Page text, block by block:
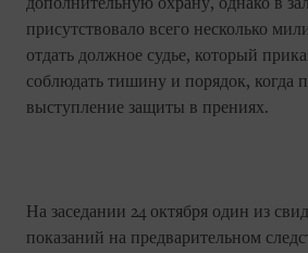
присутствовало всего несколько
отдать должное судье, который
соблюдать тишину и порядок, когда
выступление защиты в прениях.
На заседании 24 октября один из
показаний на предварительном